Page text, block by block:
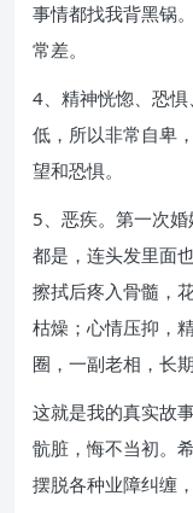
事情都找我背黑锅
常差。
4、精神恍惚、恐
低，所以非常自卑
望和恐惧。
5、恶疾。第一次
都是，连头发里面
擦拭后疼入骨髓，
枯燥；心情压抑，
圈，一副老相，长
这就是我的真实故
骯脏，悔不当初。
摆脱各种业障纠缠